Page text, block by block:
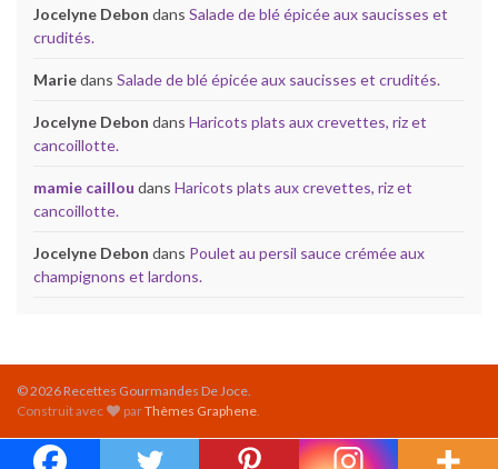
Jocelyne Debon dans Salade de blé épicée aux saucisses et
crudités.
Mariedans Salade de blé épicée aux saucisses et crudités.
Jocelyne Debon dans Haricots plats aux crevettes, riz et
cancoillotte.
mamie caillou dans Haricots plats aux crevettes, riz et
cancoillotte.
Jocelyne Debon dans Poulet au persil sauce crémée aux
champignons et lardons.
© 2026 Recettes Gourmandes De Joce.
Construit avec
parThèmes Graphene